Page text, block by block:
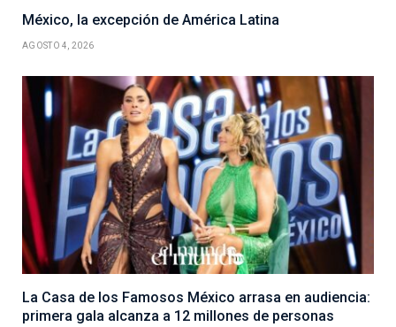
México, la excepción de América Latina
AGOSTO 4, 2026
La Casa de los Famosos México arrasa en audiencia:
primera gala alcanza a 12 millones de personas